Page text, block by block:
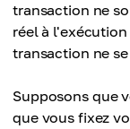
transaction ne
réel à
transaction ne
Supposons que
que vous fixez